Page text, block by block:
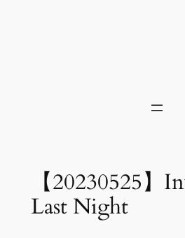
【20230525】
Last Night